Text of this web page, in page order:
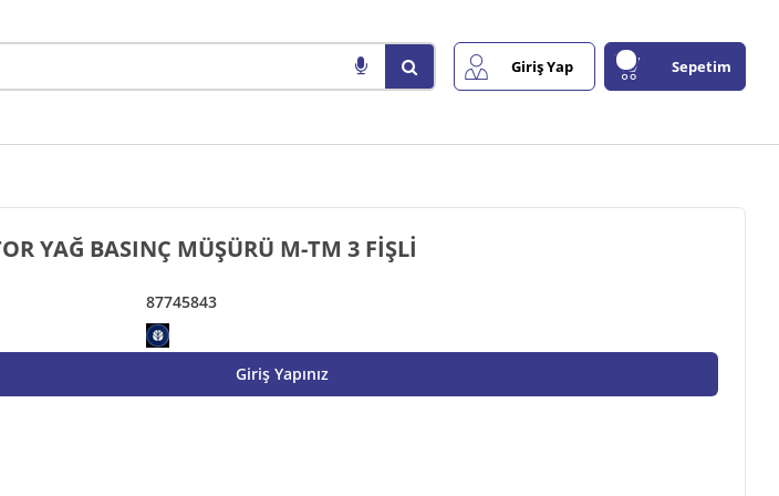
Giriş Yap Sepetim
87745843
87745843 MOTOR YAĞ BASINÇ MÜŞÜRÜ M-TM 3 FİŞLİ
Giriş Yapınız